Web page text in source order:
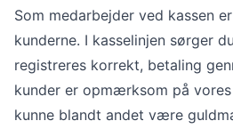
Som medarbejder ved kassen
kunderne. I kasselinjen sørger
registreres korrekt, betaling
kunder er opmærksom på
kunne blandt andet være